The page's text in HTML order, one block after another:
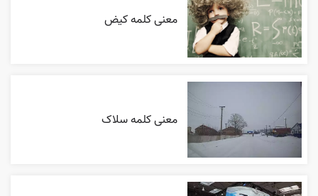
معنی کلمه کیض
معنی کلمه سلاک